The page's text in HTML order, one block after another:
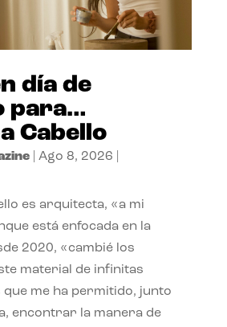
día de
para…
Cabello
| Ago 8, 2026
es arquitecta, «a mi
está enfocada en la
2020, «cambié los
material de infinitas
que me ha permitido, junto
encontrar la manera de